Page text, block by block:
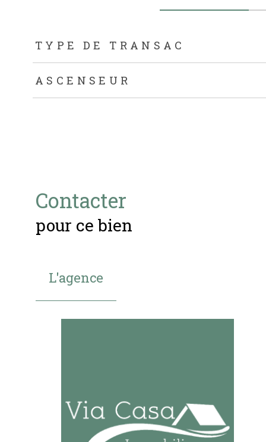
TRAD_ZEPHYR_Caracteristique
TYPE DE TRANSAC
ASCENSEUR
Contacter
pour ce bien
L'agence